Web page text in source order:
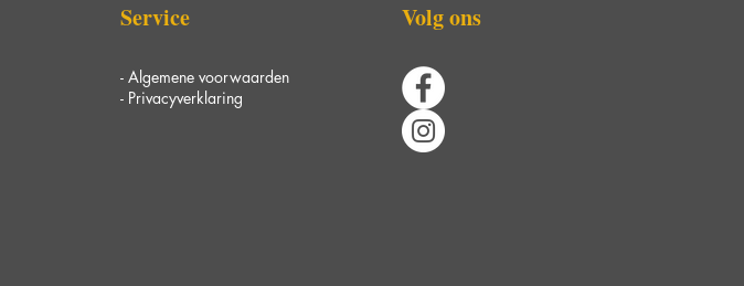
Service
- Algemene voorwaarden
- Privacyverklaring
Volg ons